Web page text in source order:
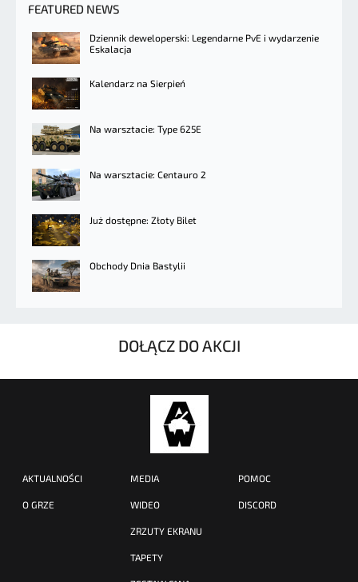
FEATURED NEWS
Dziennik deweloperski: Legendarne PvE i wydarzenie
Eskalacja
Kalendarz na Sierpień
Na warsztacie: Type 625E
Na warsztacie: Centauro 2
Już dostępne: Złoty Bilet
Obchody Dnia Bastylii
DOŁĄCZ DO AKCJI
AKTUALNOŚCI
O GRZE
MEDIA
WIDEO
ZRZUTY EKRANU
TAPETY
POMOC
DISCORD